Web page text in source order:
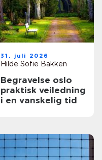
31. juli 2026
Hilde Sofie Bakken
Begravelse oslo
praktisk veiledning
i en vanskelig tid